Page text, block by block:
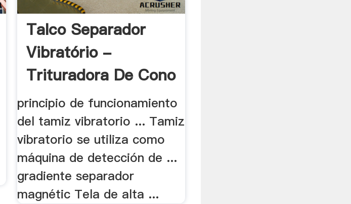
Talco Separador
Vibratório -
Trituradora De Cono
principio de funcionamiento
del tamiz vibratorio ... Tamiz
vibratorio se utiliza como
máquina de detección de ...
gradiente separador
magnétic Tela de alta ...